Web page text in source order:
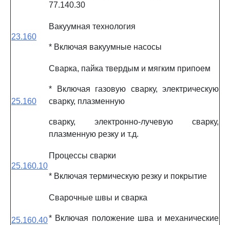
77.140.30
23.160
Вакуумная технология
* Включая вакуумные насосы
25.160
Сварка, пайка твердым и мягким припоем
* Включая газовую сварку, электрическую
сварку, плазменную
сварку, электронно-лучевую сварку,
плазменную резку и т.д.
25.160.10
Процессы сварки
* Включая термическую резку и покрытие
25.160.40
Сварочные швы и сварка
* Включая положение шва и механические